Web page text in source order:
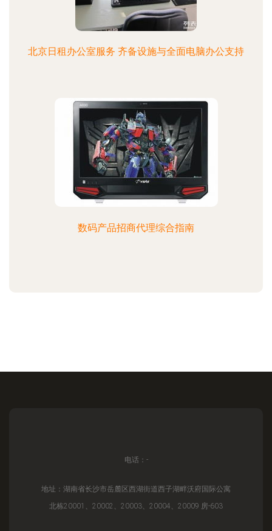
北京日租办公室服务 齐备设施与全面电脑办公支持
数码产品招商代理综合指南
电话：-
地址：湖南省长沙市岳麓区西湖街道西子湖畔沃府国际公寓
北栋20001、20002、20003、20004、20009 房-603